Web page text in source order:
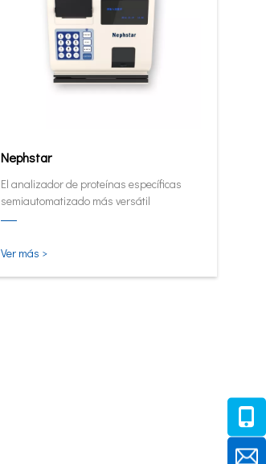
Nephstar
El analizador de proteínas específicas
semiautomatizado más versátil
Ver más >